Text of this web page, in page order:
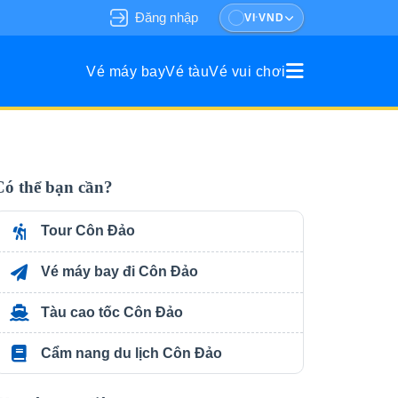
Đăng nhập VI ·VND
Vé máy bayVé tàuVé vui chơi
thể bạn cần?
Tour Côn Đảo
Vé máy bay đi Côn Đảo
Tàu cao tốc Côn Đảo
Cẩm nang du lịch Côn Đảo